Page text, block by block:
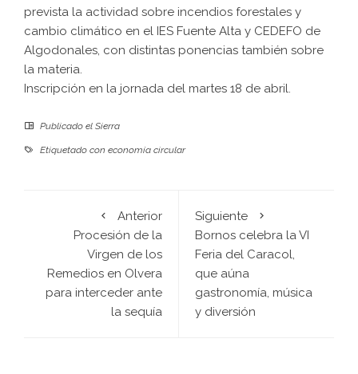
prevista la actividad sobre incendios forestales y
cambio climático en el IES Fuente Alta y CEDEFO de
Algodonales, con distintas ponencias también sobre
la materia.
Inscripción en la jornada del martes 18 de abril.
Publicado el Sierra
Etiquetado con economía circular
Anterior
Procesión de la
Virgen de los
Remedios en Olvera
para interceder ante
la sequía
Siguiente
Bornos celebra la VI
Feria del Caracol,
que aúna
gastronomía, música
y diversión